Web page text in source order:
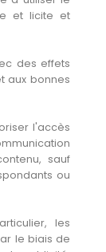
et licite et
des effets
aux bonnes
l'accès
sauf
ou
les
le biais de